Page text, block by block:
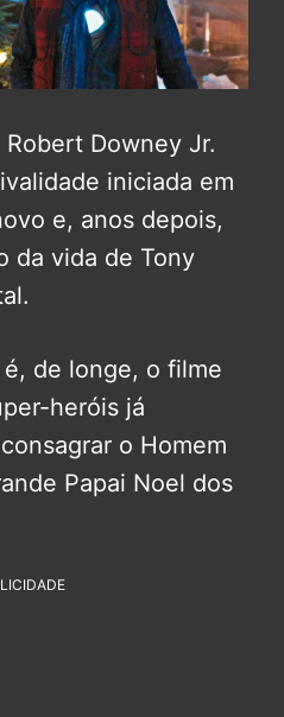
Downey Jr.
iniciada em
e, anos depois,
da vida de Tony
é, de longe, o filme
heróis já
o Homem
Papai Noel dos